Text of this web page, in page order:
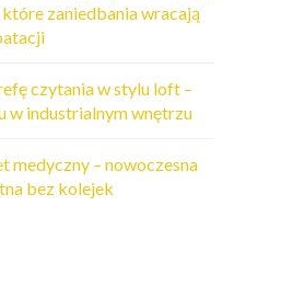
zaniedbania wracają
czytania w stylu loft –
w industrialnym wnętrzu
medyczny – nowoczesna
bez kolejek